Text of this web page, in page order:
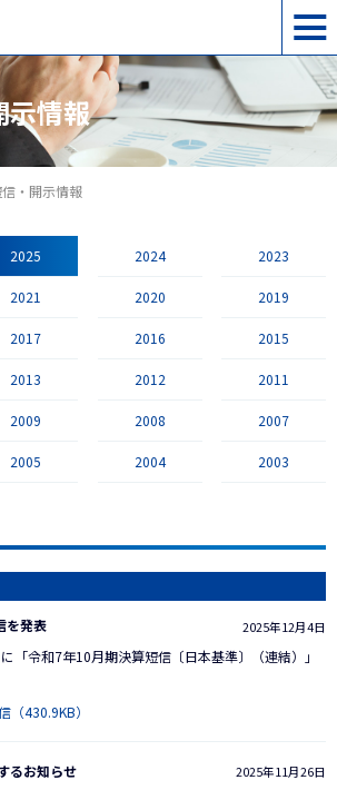
示情報
・開示情報
2025 2024 2023
2021 2020 2019
2017 2016 2015
2013 2012 2011
2009 2008 2007
2005 2004 2003
を発表 2025年12月4日
「令和7年10月期決算短信〔日本基準〕（連結）」
（430.9KB）
るお知らせ 2025年11月26日